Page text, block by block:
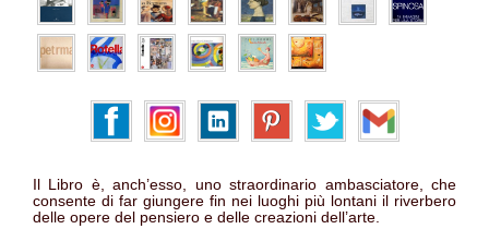
Il Libro è, anch’esso, uno straordinario ambasciatore, che
consente di far giungere fin nei luoghi più lontani il riverbero
delle opere del pensiero e delle creazioni dell’arte.